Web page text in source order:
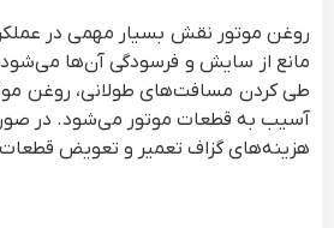
روغن موتور نقش بسیار مهمی در
مانع از سایش و فرسودگی آن‌ها
طی کردن مسافت‌های طولانی، روغن
آسیب به قطعات موتور می‌شود. در
هزینه‌های گزاف تعمیر و تعویض قطعات